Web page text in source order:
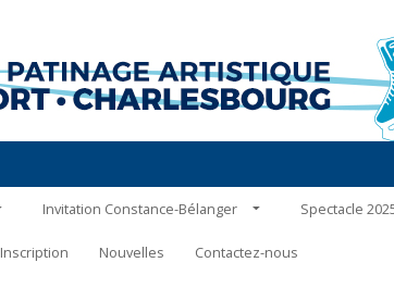
Invitation Constance-Bélanger Spectacle
Inscription Nouvelles Contactez-nous